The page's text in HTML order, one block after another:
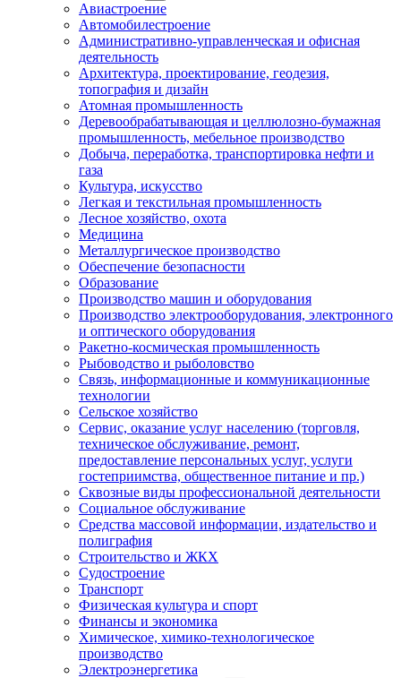
Авиастроение
Автомобилестроение
Административно-управленческая и офисная
деятельность
Архитектура, проектирование, геодезия,
топография и дизайн
Атомная промышленность
Деревообрабатывающая и целлюлозно-бумажная
промышленность, мебельное производство
Добыча, переработка, транспортировка нефти и
газа
Культура, искусство
Легкая и текстильная промышленность
Лесное хозяйство, охота
Медицина
Металлургическое производство
Обеспечение безопасности
Образование
Производство машин и оборудования
Производство электрооборудования, электронного
и оптического оборудования
Ракетно-космическая промышленность
Рыбоводство и рыболовство
Связь, информационные и коммуникационные
технологии
Сельское хозяйство
Сервис, оказание услуг населению (торговля,
техническое обслуживание, ремонт,
предоставление персональных услуг, услуги
гостеприимства, общественное питание и пр.)
Сквозные виды профессиональной деятельности
Социальное обслуживание
Средства массовой информации, издательство и
полиграфия
Строительство и ЖКХ
Судостроение
Транспорт
Физическая культура и спорт
Финансы и экономика
Химическое, химико-технологическое
производство
Электроэнергетика